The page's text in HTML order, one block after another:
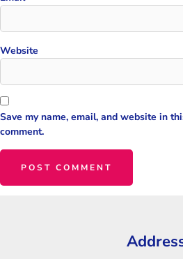
Website
Save my name, email, and website in
comment.